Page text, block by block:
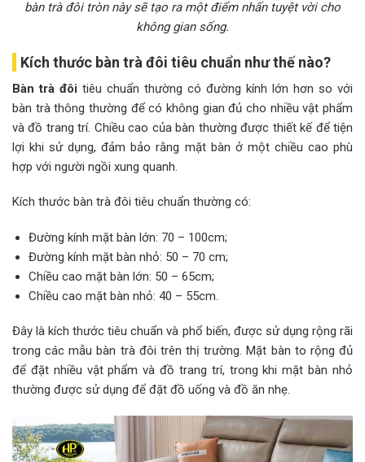
bàn trà đôi tròn này sẽ tạo ra một điểm nhấn tuyệt vời cho
không gian sống.
Kích thước bàn trà đôi tiêu chuẩn như thế nào?
Bàn trà đôi tiêu chuẩn thường có đường kính lớn hơn so với
bàn trà thông thường để có không gian đủ cho nhiều vật phẩm
và đồ trang trí. Chiều cao của bàn thường được thiết kế để tiện
lợi khi sử dụng, đảm bảo rằng mặt bàn ở một chiều cao phù
hợp với người ngồi xung quanh.
Kích thước bàn trà đôi tiêu chuẩn thường có:
Đường kính mặt bàn lớn: 70 – 100cm;
Đường kính mặt bàn nhỏ: 50 – 70 cm;
Chiều cao mặt bàn lớn: 50 – 65cm;
Chiều cao mặt bàn nhỏ: 40 – 55cm.
Đây là kích thước tiêu chuẩn và phổ biến, được sử dụng rộng rãi
trong các mẫu bàn trà đôi trên thị trường. Mặt bàn to rộng đủ
để đặt nhiều vật phẩm và đồ trang trí, trong khi mặt bàn nhỏ
thường được sử dụng để đặt đồ uống và đồ ăn nhẹ.